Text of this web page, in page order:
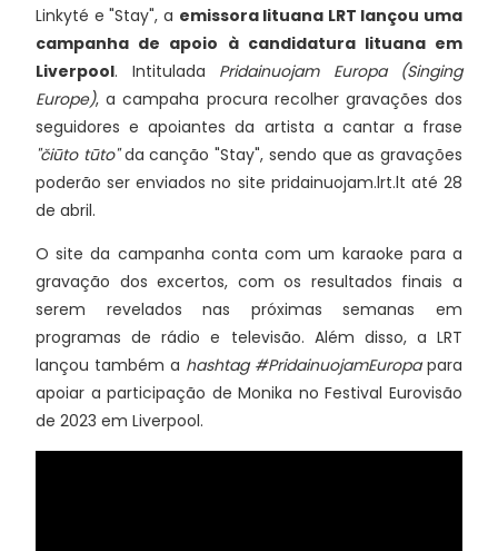
Linkyté e "Stay", a emissora lituana LRT lançou uma
campanha de apoio à candidatura lituana em
Liverpool. Intitulada Pridainuojam Europa (Singing
Europe), a campaha procura recolher gravações dos
seguidores e apoiantes da artista a cantar a frase
"čiūto tūto"da canção "Stay", sendo que as gravações
poderão ser enviados no site pridainuojam.lrt.lt até 28
de abril.
O site da campanha conta com um karaoke para a
gravação dos excertos, com os resultados finais a
serem revelados nas próximas semanas em
programas de rádio e televisão. Além disso, a LRT
lançou também a hashtag #PridainuojamEuropapara
apoiar a participação de Monika no Festival Eurovisão
de 2023 em Liverpool.